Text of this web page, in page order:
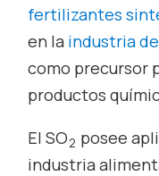
fertilizantes
en la industria
como precursor
productos
El SO2 posee
industria